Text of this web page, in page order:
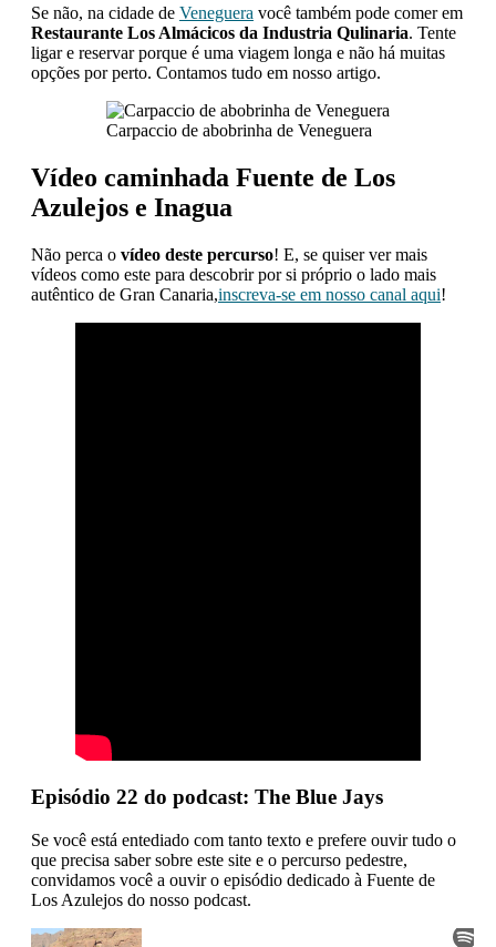
Se não, na cidade de Veneguera você também pode comer em
Restaurante Los Almácicos da Industria Qulinaria. Tente
ligar e reservar porque é uma viagem longa e não há muitas
opções por perto. Contamos tudo em nosso artigo.
Carpaccio de abobrinha de Veneguera
Vídeo caminhada Fuente de Los
Azulejos e Inagua
Não perca o vídeo deste percurso! E, se quiser ver mais
vídeos como este para descobrir por si próprio o lado mais
autêntico de Gran Canaria,inscreva-se em nosso canal aqui!
Episódio 22 do podcast: The Blue Jays
Se você está entediado com tanto texto e prefere ouvir tudo o
que precisa saber sobre este site e o percurso pedestre,
convidamos você a ouvir o episódio dedicado à Fuente de
Los Azulejos do nosso podcast.